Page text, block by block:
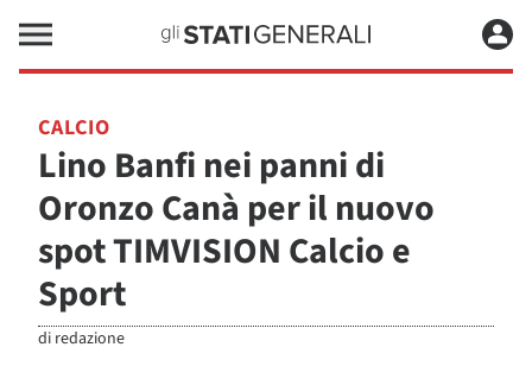
CALCIO
Lino Banfi nei panni di
Oronzo Canà per il nuovo
spot TIMVISION Calcio e
Sport
di redazione